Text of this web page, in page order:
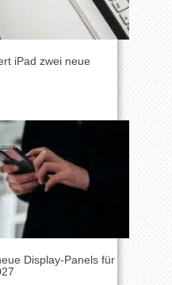
iPad zwei neue
Display-Panels für